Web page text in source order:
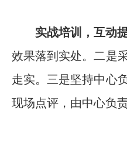
实战培训，互动提
效果落到实处。二是
走实。三是坚持中心
现场点评，由中心负